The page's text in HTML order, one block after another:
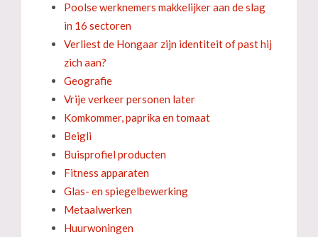
Poolse werknemers makkelijker aan de slag
in 16 sectoren
Verliest de Hongaar zijn identiteit of past hij
zich aan?
Geografie
Vrije verkeer personen later
Komkommer, paprika en tomaat
Beigli
Buisprofiel producten
Fitness apparaten
Glas- en spiegelbewerking
Metaalwerken
Huurwoningen